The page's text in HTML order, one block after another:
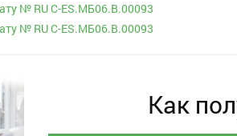
№ RU С-ES.МБ06.B.00093
№ RU С-ES.МБ06.B.00093
Как